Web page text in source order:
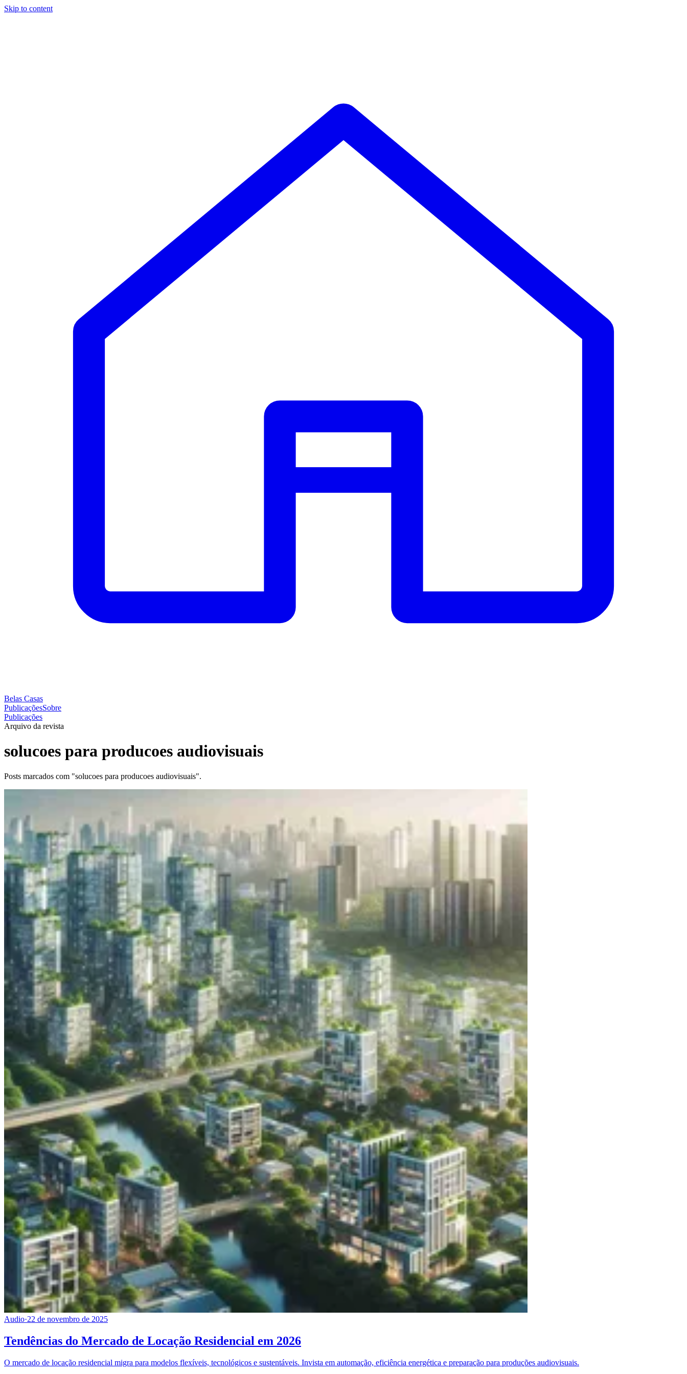
Skip to content
Belas Casas
PublicaçõesSobre
Publicações
Arquivo da revista
solucoes para producoes audiovisuais
Posts marcados com "solucoes para producoes audiovisuais".
Audio·22 de novembro de 2025
Tendências do Mercado de Locação Residencial em 2026
O mercado de locação residencial migra para modelos flexíveis, tecnológicos e sustentáveis. Invista em automação, eficiência energética e preparação para produções audiovisuais.